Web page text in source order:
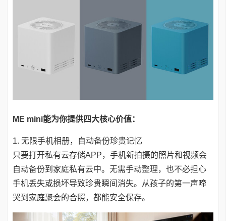
ME mini能为你提供四大核心价值：
1. 无限手机相册，自动备份珍贵记忆
只要打开私有云存储APP，手机新拍摄的照片和视频会
自动备份到家庭私有云中。无需手动整理，也不必担心
手机丢失或损坏导致珍贵瞬间消失。从孩子的第一声啼
哭到家庭聚会的合照，都能安全保存。